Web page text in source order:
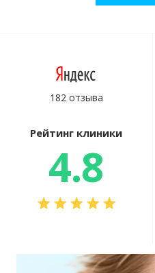
182 отзыва
Рейтинг клиники
4.8